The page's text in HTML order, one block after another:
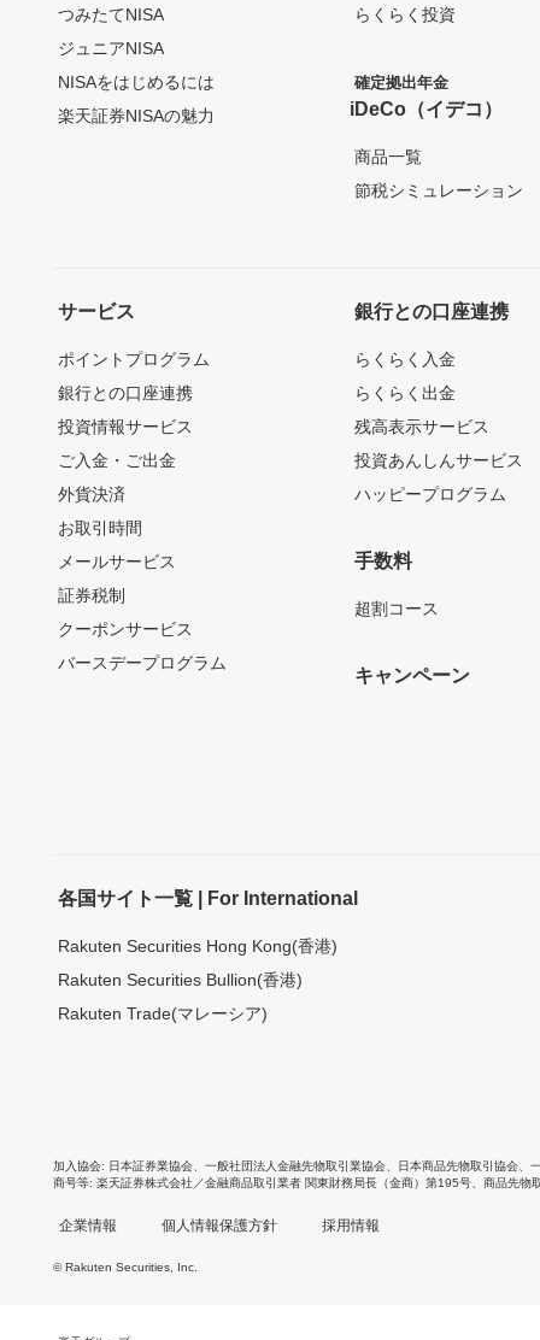
つみたてNISA
ジュニアNISA
NISAをはじめるには
楽天証券NISAの魅力
らくらく投資
確定拠出年金
iDeCo（イデコ）
商品一覧
節税シミュレーション
サービス
ポイントプログラム
銀行との口座連携
投資情報サービス
ご入金・ご出金
外貨決済
お取引時間
メールサービス
証券税制
クーポンサービス
バースデープログラム
銀行との口座連携
らくらく入金
らくらく出金
残高表示サービス
投資あんしんサービス
ハッピープログラム
手数料
超割コース
キャンペーン
各国サイト一覧 | For International
Rakuten Securities Hong Kong(香港)
Rakuten Securities Bullion(香港)
Rakuten Trade(マレーシア)
加入協会 日本証券業協会 一般社団法人金融先物取引業協会 日本商品先物取引協会
商号等 楽天証券株式会社／金融商品取引業者 関東財務局長（金商）第195号、商品先物
企業情報 個人情報保護方針 採用情報
© Rakuten Securities, Inc.